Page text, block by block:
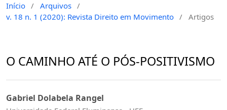
Início / Arquivos /
v. 18 n. 1 (2020): Revista Direito em Movimento / Artigos
O CAMINHO ATÉ O PÓS-POSITIVISMO
Gabriel Dolabela Rangel